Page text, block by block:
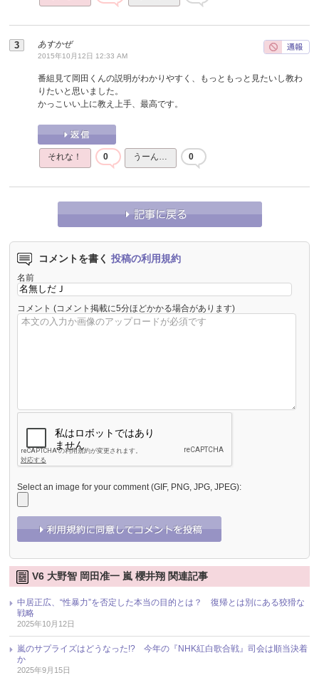
あすかぜ
2015年10月12日 12:33 AM
番組見て岡田くんの説明がわかりやすく、もっともっと見たいし教わ
りたいと思いました。
かっこいい上に教え上手、最高です。
それな！ 0 うーん… 0
コメントを書く 投稿の利用規約
名前
コメント (コメント掲載に5分ほどかかる場合があります)
Select an image for your comment (GIF, PNG, JPG, JPEG):
V6 大野智 岡田准一 嵐 櫻井翔 関連記事
中居正広、“性暴力”を否定した本当の目的とは？ 復帰とは別にある狡猾な
戦略
2025年10月12日
嵐のサプライズはどうなった!? 今年の『NHK紅白歌合戦』司会は順当決着
か
2025年9月15日